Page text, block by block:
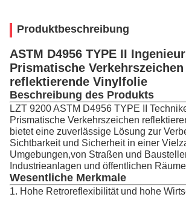
Produktbeschreibung
ASTM D4956 TYPE II
Prismatische Verkehrszeichen
reflektierende Vinylfolie
Beschreibung des Produkts
LZT 9200 ASTM D4956 TYPE II
Prismatische Verkehrszeichen
bietet eine zuverlässige Lösung zur
Sichtbarkeit und Sicherheit in einer
Umgebungen,von Straßen und
Industrieanlagen und öffentlichen
Wesentliche Merkmale
1. Hohe Retroreflexibilität und hohe